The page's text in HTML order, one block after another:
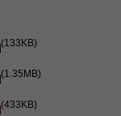
(133KB)
(1.35MB)
(433KB)